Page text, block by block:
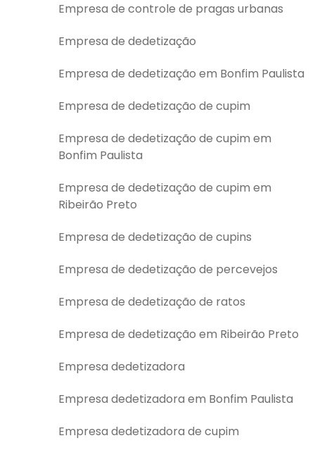
Empresa de controle de pragas urbanas
Empresa de dedetização
Empresa de dedetização em Bonfim Paulista
Empresa de dedetização de cupim
Empresa de dedetização de cupim em
Bonfim Paulista
Empresa de dedetização de cupim em
Ribeirão Preto
Empresa de dedetização de cupins
Empresa de dedetização de percevejos
Empresa de dedetização de ratos
Empresa de dedetização em Ribeirão Preto
Empresa dedetizadora
Empresa dedetizadora em Bonfim Paulista
Empresa dedetizadora de cupim